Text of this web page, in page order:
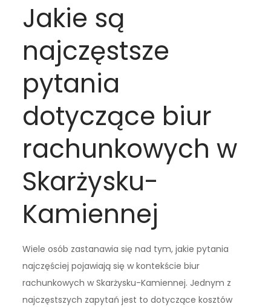
Jakie są
najczęstsze
pytania
dotyczące biur
rachunkowych w
Skarżysku-
Kamiennej
Wiele osób zastanawia się nad tym, jakie pytania
najczęściej pojawiają się w kontekście biur
rachunkowych w Skarżysku-Kamiennej. Jednym z
najczęstszych zapytań jest to dotyczące kosztów